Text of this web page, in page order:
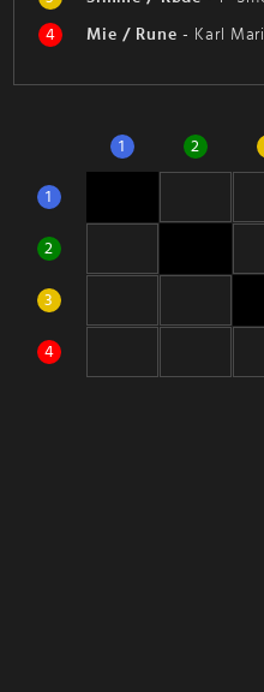
4
Mie / Rune - Karl
1 2
1
2
3
4